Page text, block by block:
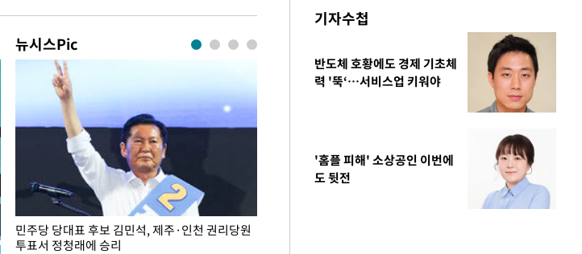
뉴시스Pic
민주당 당대표 후보 김민석, 제주·인천 권리당원
투표서 정청래에 승리
기자수첩
반도체 호황에도 경제 기초체
력 '뚝‘…서비스업 키워야
'홈플 피해' 소상공인 이번에
도 뒷전